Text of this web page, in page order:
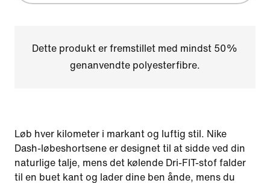
Dette produkt er fremstillet med mindst 50%
genanvendte polyesterfibre.
Løb hver kilometer i markant og luftig stil. Nike
Dash-løbeshortsene er designet til at sidde ved din
naturlige talje, mens det kølende Dri-FIT-stof falder
til en buet kant og lader dine ben ånde, mens du